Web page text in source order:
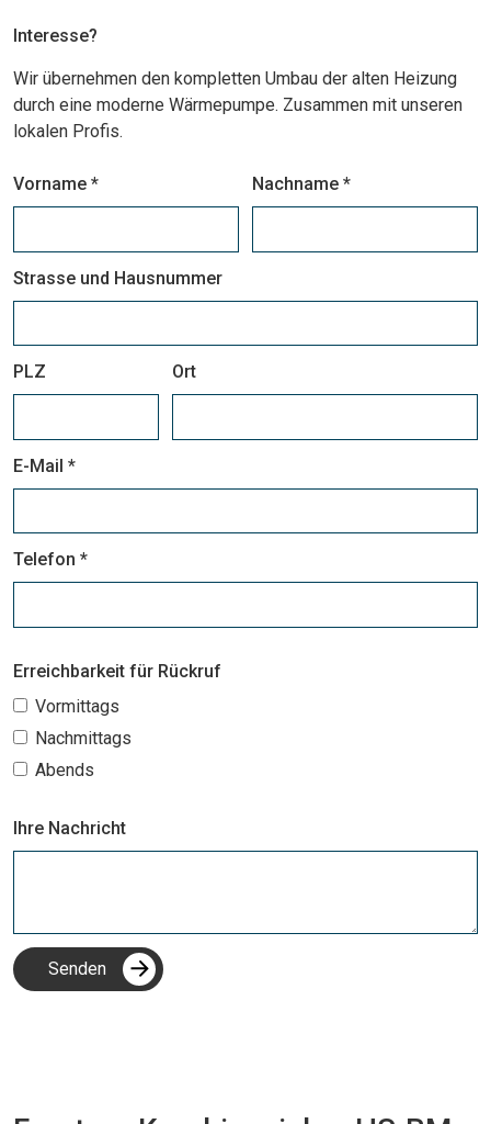
Interesse?
Wir übernehmen den kompletten Umbau der alten Heizung
durch eine moderne Wärmepumpe. Zusammen mit unseren
lokalen Profis.
Vorname * Nachname *
Strasse und Hausnummer
PLZ Ort
E-Mail *
Telefon *
Erreichbarkeit für Rückruf
Vormittags
Nachmittags
Abends
Ihre Nachricht